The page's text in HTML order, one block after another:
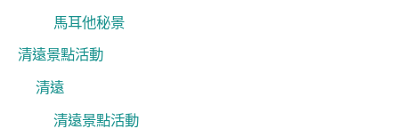
馬耳他秘景
清遠景點活動
清遠
清遠景點活動